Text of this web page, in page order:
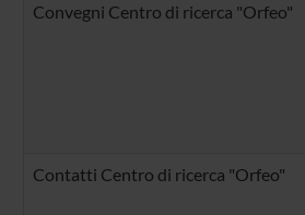
Convegni Centro di ricerca "Orfeo"
Contatti Centro di ricerca "Orfeo"